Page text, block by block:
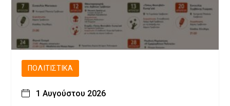
ΠΟΛΙΤΙΣΤΙΚΆ
1 Αυγούστου 2026